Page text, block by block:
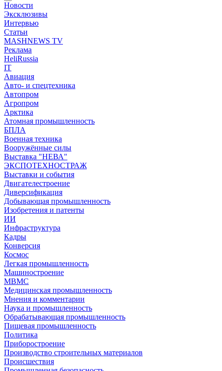
Новости
Эксклюзивы
Интервью
Статьи
MASHNEWS TV
Реклама
HeliRussia
IT
Авиация
Авто- и спецтехника
Автопром
Агропром
Арктика
Атомная промышленность
БПЛА
Военная техника
Вооружённые силы
Выставка "НЕВА"
ЭКСПОТЕХНОСТРАЖ
Выставки и события
Двигателестроение
Диверсификация
Добывающая промышленность
Изобретения и патенты
ИИ
Инфраструктура
Кадры
Конверсия
Космос
Легкая промышленность
Машиностроение
МВМС
Медицинская промышленность
Мнения и комментарии
Наука и промышленность
Обрабатывающая промышленность
Пищевая промышленность
Политика
Приборостроение
Производство строительных материалов
Происшествия